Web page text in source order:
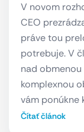
V novom
CEO
práve tou
potrebuje. V
nad
komplexnou
vám ponúkne
Čítať článok